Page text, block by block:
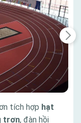
tích hợp hạt
trơn, đàn hồi